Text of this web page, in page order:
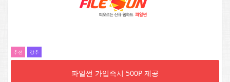
추전 강추
파일썬 가입즉시 500P 제공